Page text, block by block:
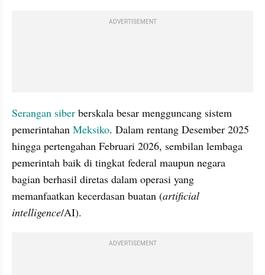
ADVERTISEMENT
Serangan siber berskala besar mengguncang sistem
pemerintahan Meksiko. Dalam rentang Desember 2025
hingga pertengahan Februari 2026, sembilan lembaga
pemerintah baik di tingkat federal maupun negara
bagian berhasil diretas dalam operasi yang
memanfaatkan kecerdasan buatan (artificial
intelligence/AI).
ADVERTISEMENT